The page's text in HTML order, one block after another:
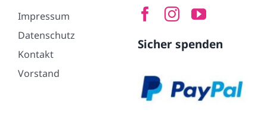
Impressum
Datenschutz
Kontakt
Vorstand
Sicher spenden